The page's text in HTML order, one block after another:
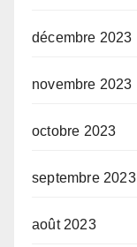
décembre 2023
novembre 2023
octobre 2023
septembre 2023
août 2023